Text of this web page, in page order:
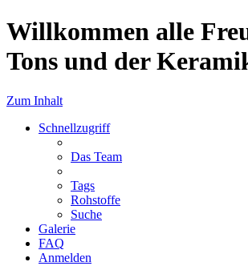
Willkommen alle
Tons und der
Zum Inhalt
Schnellzugriff
Das Team
Tags
Rohstoffe
Suche
Galerie
FAQ
Anmelden